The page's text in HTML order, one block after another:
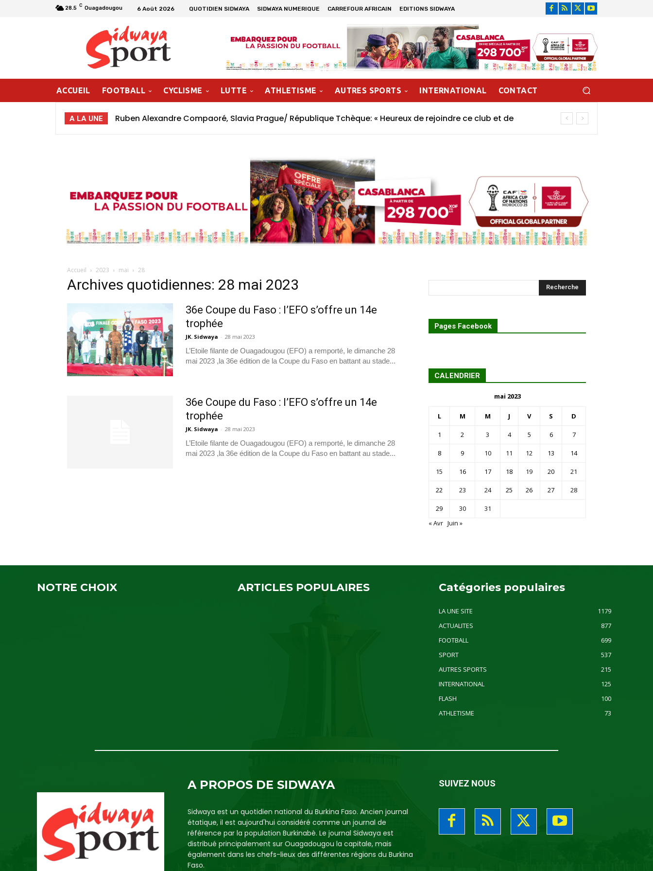
28.5 C Ouagadougou 6 Août 2026 QUOTIDIEN SIDWAYA SIDWAYA NUMERIQUE CARREFOUR AFRICAIN EDITIONS SIDWAYA
ACCUEIL FOOTBALL CYCLISME LUTTE ATHLETISME AUTRES SPORTS INTERNATIONAL CONTACT
A LA UNE
Ruben Alexandre Compaoré, Slavia Prague/ République Tchèque: « Heureux de rejoindre ce club et de
Accueil 2023 mai 28
Archives quotidiennes: 28 mai 2023
36e Coupe du Faso : l’EFO s’offre un 14e
trophée
JK. Sidwaya - 28 mai 2023
L’Etoile filante de Ouagadougou (EFO) a remporté, le dimanche 28
mai 2023 ,la 36e édition de la Coupe du Faso en battant au stade...
36e Coupe du Faso : l’EFO s’offre un 14e
trophée
JK. Sidwaya - 28 mai 2023
L’Etoile filante de Ouagadougou (EFO) a remporté, le dimanche 28
mai 2023 ,la 36e édition de la Coupe du Faso en battant au stade...
Pages Facebook
CALENDRIER
mai 2023
L M M J V S D
1 2 3 4 5 6 7
8 9 10 11 12 13 14
15 16 17 18 19 20 21
22 23 24 25 26 27 28
29 30
31
« Avr Juin »
NOTRE CHOIX ARTICLES POPULAIRES Catégories populaires
LA UNE SITE
1179
ACTUALITES
877
FOOTBALL
699
SPORT
537
AUTRES SPORTS
215
INTERNATIONAL
125
FLASH
100
ATHLETISME
73
A PROPOS DE SIDWAYA
Sidwaya est un quotidien national du Burkina Faso. Ancien journal
étatique, il est aujourd'hui considéré comme un journal de
référence par la population Burkinabè. Le journal Sidwaya est
distribué principalement sur Ouagadougou la capitale, mais
également dans les chefs-lieux des différentes régions du Burkina
Faso.
SUIVEZ NOUS